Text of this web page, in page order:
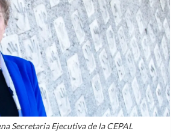
Secretaria Ejecutiva de la CEPAL